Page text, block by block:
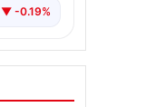
▼ -0.19%